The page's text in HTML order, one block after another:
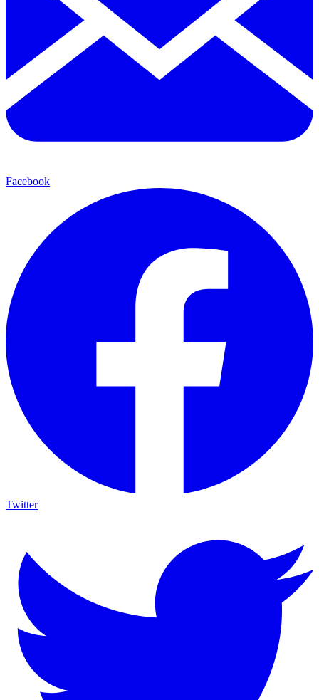
Facebook
Twitter